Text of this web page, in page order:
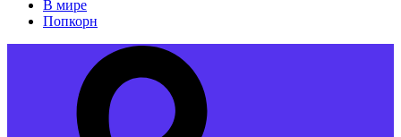
В мире
Попкорн